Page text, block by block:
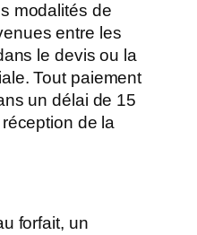
modalités de
entre les
le devis ou la
Tout paiement
un délai de 15
de la
forfait, un